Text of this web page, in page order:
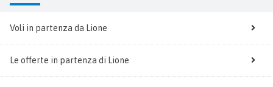
Voli in partenza da Lione
Le offerte in partenza di Lione